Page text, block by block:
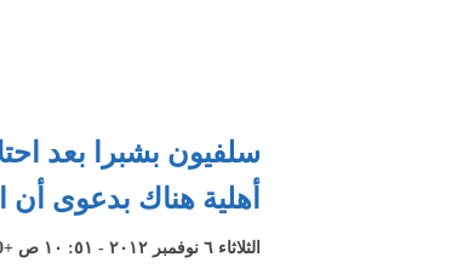
سلفيون بشبرا بعد
أهلية هناك بدعوى
الثلاثاء ٦ نوفمبر ٢٠١٢ - ٥١: ١٠ ص +02:00 CEST